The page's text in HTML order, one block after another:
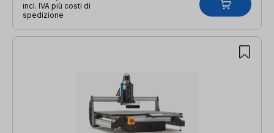
incl. IVA più costi di
spedizione